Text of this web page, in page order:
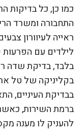
כמו כן, כל
התחבורה ומשרד
ראייה לעיוורון
לילדים עם הפרעות
בלבד, בדיקת שדה
בקליניקה של טל
בבדיקת העיניים,
ברמת השירות, כאשר
להעניק לו מענה